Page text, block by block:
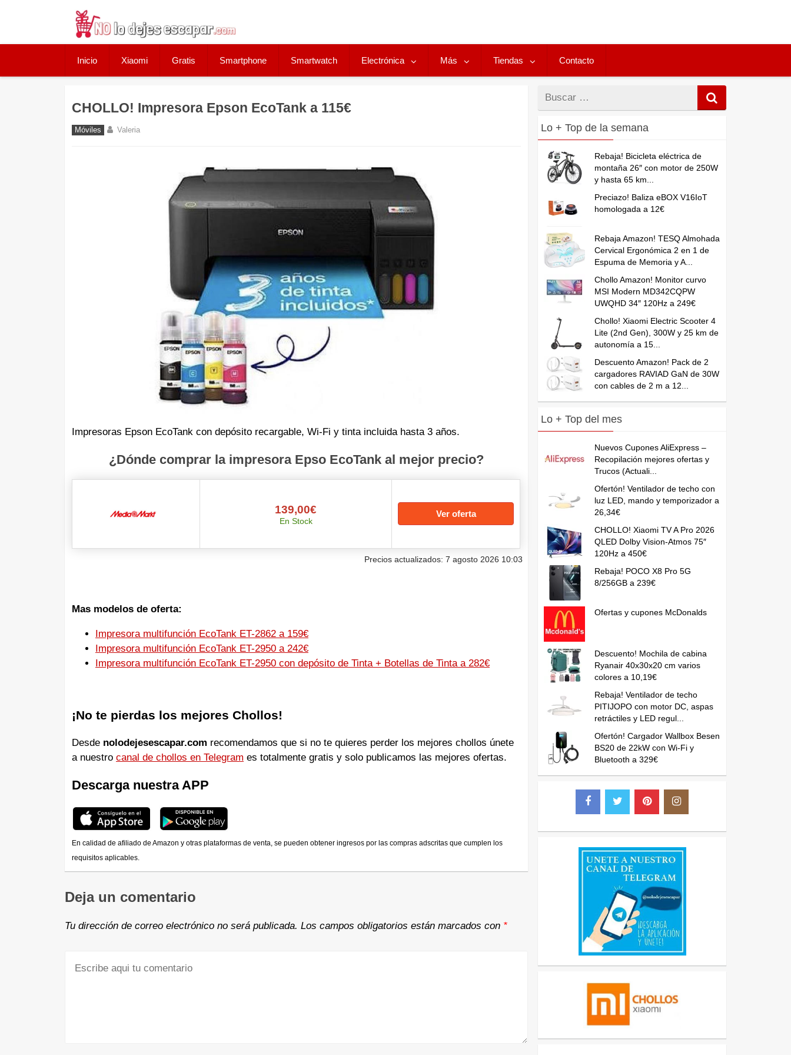
Inicio Xiaomi Gratis Smartphone Smartwatch Electrónica Más Tiendas Contacto
CHOLLO! Impresora Epson EcoTank a 115€
Móviles Valeria
Impresoras Epson EcoTank con depósito recargable, Wi‑Fi y tinta incluida hasta 3 años.
¿Dónde comprar la impresora Epso EcoTank al mejor precio?
139,00€
En Stock
Ver oferta
Precios actualizados: 7 agosto 2026 10:03
Mas modelos de oferta:
Impresora multifunción EcoTank ET-2862 a 159€
Impresora multifunción EcoTank ET-2950 a 242€
Impresora multifunción EcoTank ET-2950 con depósito de Tinta + Botellas de Tinta a 282€
¡No te pierdas los mejores Chollos!
Desde nolodejesescapar.com recomendamos que si no te quieres perder los mejores chollos únete
a nuestro canal de chollos en Telegram es totalmente gratis y solo publicamos las mejores ofertas.
Descarga nuestra APP
En calidad de afiliado de Amazon y otras plataformas de venta, se pueden obtener ingresos por las compras adscritas que cumplen los
requisitos aplicables.
Deja un comentario
Tu dirección de correo electrónico no será publicada. Los campos obligatorios están marcados con *
Buscar
por
Lo + Top de la semana
Rebaja! Bicicleta eléctrica de
montaña 26″ con motor de 250W
y hasta 65 km...
Preciazo! Baliza eBOX V16IoT
homologada a 12€
Rebaja Amazon! TESQ Almohada
Cervical Ergonómica 2 en 1 de
Espuma de Memoria y A...
Chollo Amazon! Monitor curvo
MSI Modern MD342CQPW
UWQHD 34″ 120Hz a 249€
Chollo! Xiaomi Electric Scooter 4
Lite (2nd Gen), 300W y 25 km de
autonomía a 15...
Descuento Amazon! Pack de 2
cargadores RAVIAD GaN de 30W
con cables de 2 m a 12...
Lo + Top del mes
Nuevos Cupones AliExpress –
Recopilación mejores ofertas y
Trucos (Actuali...
Ofertón! Ventilador de techo con
luz LED, mando y temporizador a
26,34€
CHOLLO! Xiaomi TV A Pro 2026
QLED Dolby Vision-Atmos 75″
120Hz a 450€
Rebaja! POCO X8 Pro 5G
8/256GB a 239€
Ofertas y cupones McDonalds
Descuento! Mochila de cabina
Ryanair 40x30x20 cm varios
colores a 10,19€
Rebaja! Ventilador de techo
PITIJOPO con motor DC, aspas
retráctiles y LED regul...
Ofertón! Cargador Wallbox Besen
BS20 de 22kW con Wi-Fi y
Bluetooth a 329€